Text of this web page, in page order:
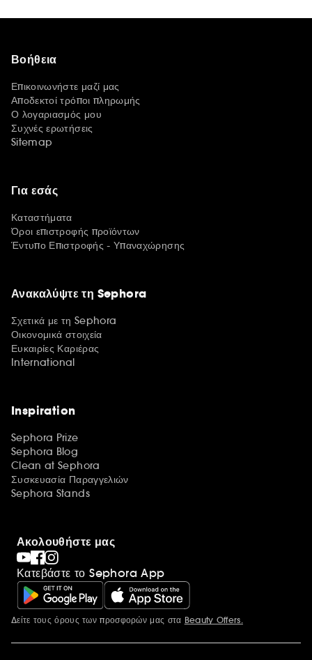
Βοήθεια
Επικοινωνήστε μαζί μας
Αποδεκτοί τρόποι πληρωμής
Ο λογαριασμός μου
Συχνές ερωτήσεις
Sitemap
Για εσάς
Καταστήματα
Όροι επιστροφής προϊόντων
Έντυπο Επιστροφής - Υπαναχώρησης
Ανακαλύψτε τη Sephora
Σχετικά με τη Sephora
Οικονομικά στοιχεία
Ευκαιρίες Καριέρας
International
Inspiration
Sephora Prize
Sephora Blog
Clean at Sephora
Συσκευασία Παραγγελιών
Sephora Stands
Ακολουθήστε μας
Κατεβάστε το Sephora App
Περισσότερες πληροφορίες
Δείτε τους όρους των προσφορών μας στα Beauty Offers.